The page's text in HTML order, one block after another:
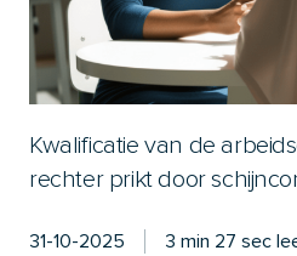
Kwalificatie van de
rechter prikt door
31-10-2025 3 min 27 sec